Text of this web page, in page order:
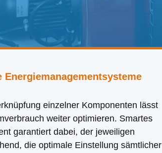
Energiemanagementsysteme
einzelner Komponenten lässt
weiter optimieren. Smartes
garantiert dabei, der jeweiligen
die optimale Einstellung sämtlicher